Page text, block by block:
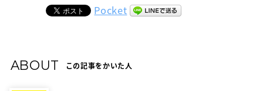
Pocket
ABOUT この記事をかいた人